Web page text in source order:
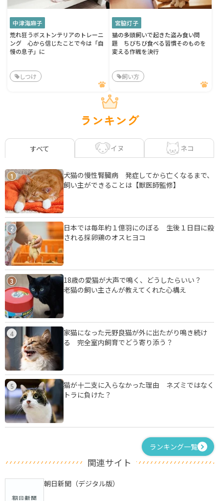
中津海麻子
荒れ狂うボストンテリアのトレーニ
ング 心から信じたことで今は「自
慢の息子」に
しつけ
宮脇灯子
猫の多頭飼いで起きた盗み食い問
題 ちびちび食べる習慣そのものを
変える作戦を決行
飼い方
ランキング
すべて イヌ ネコ
1
犬猫の慢性腎臓病 発症してから亡くなるまで、
飼い主ができることは【獣医師監修】
2
日本では毎年約１億羽にのぼる 生後１日目に殺
される採卵鶏のオスヒヨコ
3
18歳の愛猫が大声で鳴く、どうしたらいい？
老猫の飼い主さんが教えてくれた心構え
4
家猫になった元野良猫が外に出たがり鳴き続け
る 完全室内飼育でどう寄り添う？
5
猫が十二支に入らなかった理由 ネズミではなく
トラに負けた？
ランキング一覧
関連サイト
朝日新聞（デジタル版）